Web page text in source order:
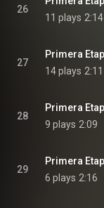
26
11 plays 2:14
27
Primera
14 plays 2:11
28
Primera
9 plays 2:09
29
Primera
6 plays 2:16